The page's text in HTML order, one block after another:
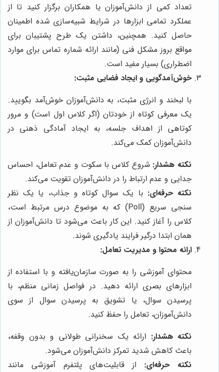
تعداد کمی از دانش‌آموزان یا همکاران برگزار کنید تا از
عملکرد تمامی ابزارها در شرایط شبیه‌سازی شده اطمینان
حاصل کنید. همچنین، داشتن یک طرح پشتیبان برای
مواقع بروز مشکل فنی (مانند ارائه شماره تماس برای موارد
اضطراری) بسیار مفید است.
خوش‌آمدگویی و ایجاد فضایی مثبت:
با لبخند و انرژی مثبت، به دانش‌آموزان خوش‌آمد بگویید.
یک معرفی کوتاه از خودتان (اگر کلاس اول است) و مرور
کوتاهی از اهداف جلسه، به ایجاد آمادگی ذهنی در
دانش‌آموزان کمک می‌کند.
نکته هشدار: شروع کلاس با سکوت و عدم تعامل، احساس
جدایی و عدم ارتباط را در دانش‌آموزان تقویت می‌کند.
نکته حرفه‌ای: با یک سوال کوتاه و جذاب، یا یک نظر
سنجی سریع (Poll) که به موضوع درس مرتبط است،
کلاس را آغاز کنید. این کار باعث می‌شود تا دانش‌آموزان از
همان ابتدا درگیر فرایند یادگیری شوند.
ارائه محتوا و مدیریت تعامل:
محتوای آموزشی را به صورت سازمان‌یافته و با استفاده از
ابزارهای بصری ارائه دهید. در فواصل زمانی منظم، با
پرسیدن سوال، یا تشویق به پرسیدن سوال از سوی
دانش‌آموزان، تعامل را حفظ کنید.
نکته هشدار: ارائه یک سخنرانی طولانی و بدون وقفه،
باعث کاهش شدید تمرکز دانش‌آموزان می‌شود.
نکته حرفه‌ای: از قابلیت‌های پلتفرم آموزشی مانند